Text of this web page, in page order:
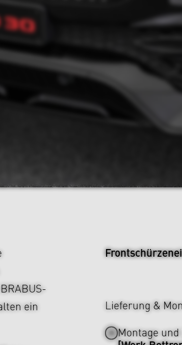
ein
Lieferung &
Montage